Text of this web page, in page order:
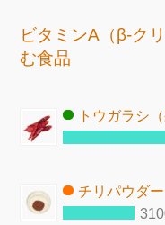
ビタミンA（β-ク
む食品
トウガラシ
チリパウダー